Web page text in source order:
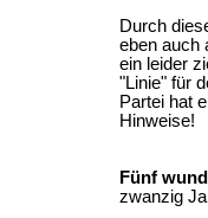
Durch
eben auch
ein leider
"Linie" für
Partei hat
Hinweise!
Fünf
zwanzig